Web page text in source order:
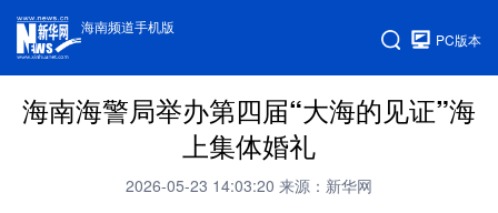
海南频道手机版
PC版本
海南海警局举办第四届“大海的见证”海
上集体婚礼
2026-05-23 14:03:20 来源：新华网